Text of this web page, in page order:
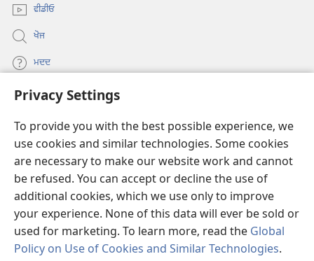
Privacy Settings
To provide you with the best possible experience, we
use cookies and similar technologies. Some cookies
are necessary to make our website work and cannot
be refused. You can accept or decline the use of
additional cookies, which we use only to improve
your experience. None of this data will ever be sold or
used for marketing. To learn more, read the Global
Policy on Use of Cookies and Similar Technologies.
ਵੀਡੀਓ
ਖੋਜ
ਮਦਦ
ਦਾਨ
new
window)Watchtower ONLINE LIBRARY™
(opens
new
window)JW Hub
(opens
new
window)
®